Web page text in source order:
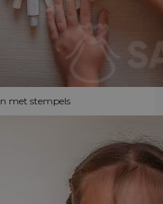
met stempels